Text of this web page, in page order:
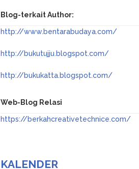
Blog-terkait Author:
http://www.bentarabudaya.com/
http://bukutujju.blogspot.com/
http://bukukatta.blogspot.com/
Web-Blog Relasi
https://berkahcreativetechnice.com/
KALENDER